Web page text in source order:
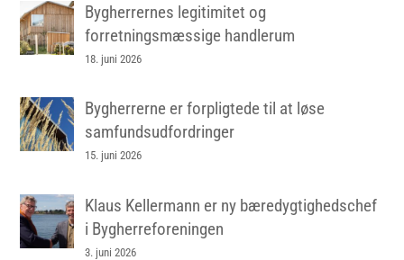
Bygherrernes legitimitet og
forretningsmæssige handlerum
18. juni 2026
Bygherrerne er forpligtede til at løse
samfundsudfordringer
15. juni 2026
Klaus Kellermann er ny bæredygtighedschef
i Bygherreforeningen
3. juni 2026